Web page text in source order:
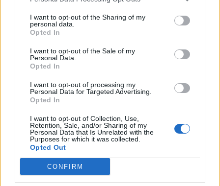
I want to opt-out of the Sharing of my
personal data.
Opted In
I want to opt-out of the Sale of my
Personal Data.
Opted In
I want to opt-out of processing my
Personal Data for Targeted Advertising.
Opted In
I want to opt-out of Collection, Use,
Retention, Sale, and/or Sharing of my
Personal Data that Is Unrelated with the
Purposes for which it was collected.
Opted Out
CONFIRM
Alumnes que cursen 2n de batxillerat a Catalunya
📅 Fins quan es pot fer?
Fins al 17 de febrer
On es fa el tràmit?…pic.twitter.com/rDpxtfUw5V
— Canal Universitats (@canaluniscat)